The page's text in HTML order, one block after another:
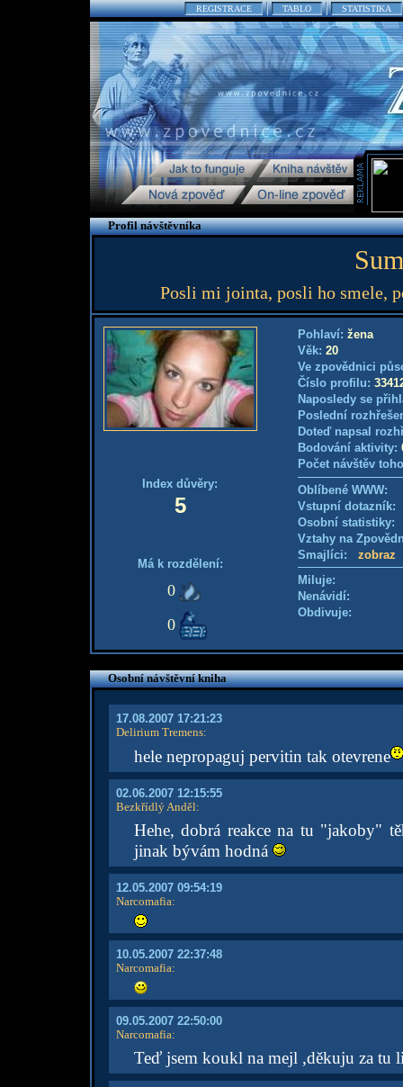
REGISTRACE TABLO STATISTIKA
Profil návštěvníka
Posli mi jointa, posli ho smele,
Index důvěry:
5
Má k rozdělení:
0
0
Pohlaví: žena
Věk: 20
Ve zpovědnici
Číslo profilu:
Naposledy se
Poslední
Doteď napsal
Bodování aktivity:
Počet návštěv
Oblíbené WWW:
Vstupní
Osobní
Vztahy na
Smajlíci: zobraz
Miluje:
Nenávidí:
Obdivuje:
Osobní návštěvní kniha
17.08.2007 17:21:23
Delirium Tremens:
hele nepropaguj pervitin tak otevrene
02.06.2007 12:15:55
Bezkřídlý Anděl:
Hehe, dobrá reakce na tu "jakoby"
jinak bývám hodná
12.05.2007 09:54:19
Narcomafia:
10.05.2007 22:37:48
Narcomafia:
09.05.2007 22:50:00
Narcomafia:
Teď jsem koukl na mejl ,děkuju za